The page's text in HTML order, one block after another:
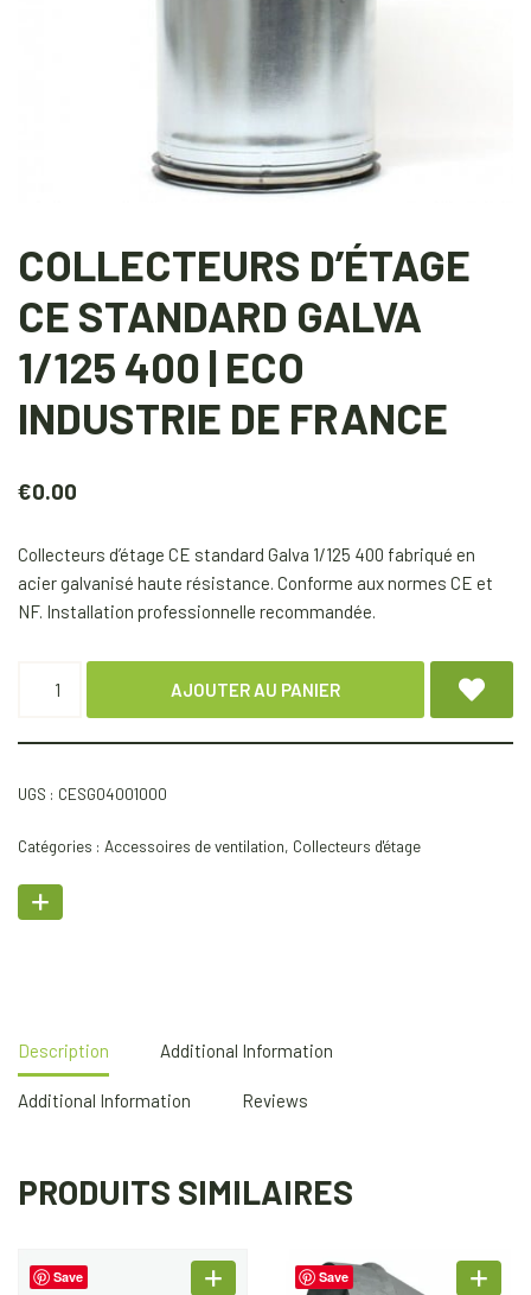
COLLECTEURS D’ÉTAGE
CE STANDARD GALVA
1/125 400 | ECO
INDUSTRIE DE FRANCE
€0.00
Collecteurs d’étage CE standard Galva 1/125 400 fabriqué en
acier galvanisé haute résistance. Conforme aux normes CE et
NF. Installation professionnelle recommandée.
AJOUTER AU PANIER
UGS : CESG04001000
Catégories : Accessoires de ventilation, Collecteurs d'étage
Description Additional Information
Additional Information Reviews
PRODUITS SIMILAIRES
Save Save